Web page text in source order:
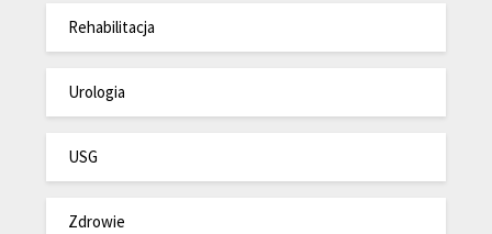
Rehabilitacja
Urologia
USG
Zdrowie